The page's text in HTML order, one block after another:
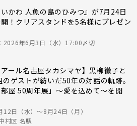
いかわ 人魚の島のひみつ』が7月24日
開！クリアスタンドを5名様にプレゼン
2026年6月3日（水）17:00〆切
アール名古屋タカシマヤ】黒柳徹子と
ゲストが紡いだ50年の対話の軌跡。
部屋 50周年展」～愛を込めて～を開
日（水）〜8月24日（月）
村区 名駅